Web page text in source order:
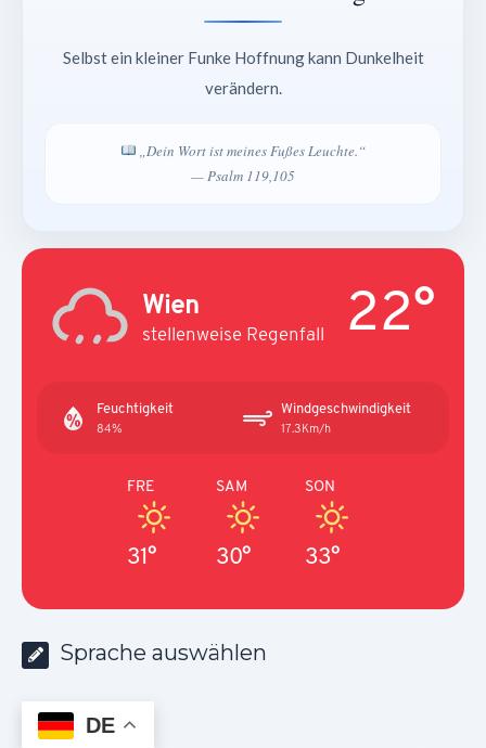
Selbst ein kleiner Funke Hoffnung kann Dunkelheit
verändern.
„Dein Wort ist meines Fußes Leuchte.“
— Psalm 119,105
Wien
stellenweise Regenfall 22°
Feuchtigkeit
84%
Windgeschwindigkeit
17.3Km/h
FRE
31°
SAM
30°
SON
33°
Sprache auswählen
DE